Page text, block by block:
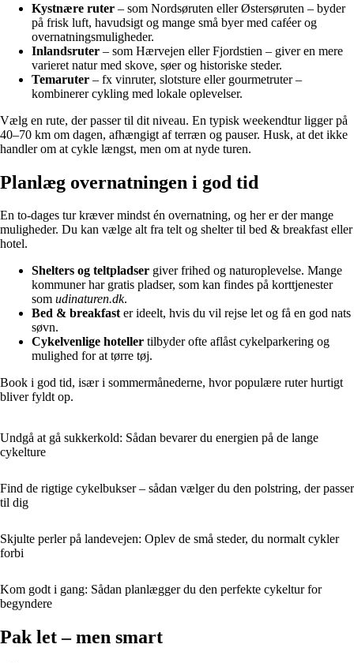
Kystnære ruter – som Nordsøruten eller Østersøruten – byder
på frisk luft, havudsigt og mange små byer med caféer og
overnatningsmuligheder.
Inlandsruter – som Hærvejen eller Fjordstien – giver en mere
varieret natur med skove, søer og historiske steder.
Temaruter – fx vinruter, slotsture eller gourmetruter –
kombinerer cykling med lokale oplevelser.
Vælg en rute, der passer til dit niveau. En typisk weekendtur ligger på
40–70 km om dagen, afhængigt af terræn og pauser. Husk, at det ikke
handler om at cykle længst, men om at nyde turen.
Planlæg overnatningen i god tid
En to-dages tur kræver mindst én overnatning, og her er der mange
muligheder. Du kan vælge alt fra telt og shelter til bed & breakfast eller
hotel.
Shelters og teltpladser giver frihed og naturoplevelse. Mange
kommuner har gratis pladser, som kan findes på korttjenester
som udinaturen.dk.
Bed & breakfaster ideelt, hvis du vil rejse let og få en god nats
søvn.
Cykelvenlige hoteller tilbyder ofte aflåst cykelparkering og
mulighed for at tørre tøj.
Book i god tid, især i sommermånederne, hvor populære ruter hurtigt
bliver fyldt op.
Undgå at gå sukkerkold: Sådan bevarer du energien på de lange
cykelture
Find de rigtige cykelbukser – sådan vælger du den polstring, der passer
til dig
Skjulte perler på landevejen: Oplev de små steder, du normalt cykler
forbi
Kom godt i gang: Sådan planlægger du den perfekte cykeltur for
begyndere
Pak let – men smart